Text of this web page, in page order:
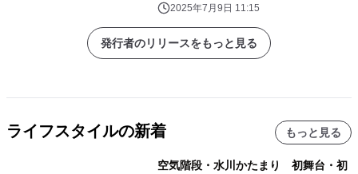
2025年7月9日に公開
2025年7月9日 11:15
発行者のリリースをもっと見る
ライフスタイルの新着 もっと見る
空気階段・水川かたまり 初舞台・初